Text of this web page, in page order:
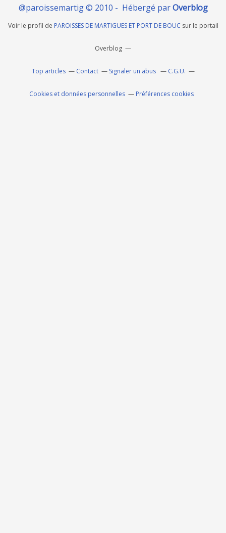
@paroissemartig © 2010 - Hébergé parOverblog
Voir le profil de PAROISSES DE MARTIGUES ET PORT DE BOUC sur le portail
Overblog
Top articles Contact Signaler un abus C.G.U.
Cookies et données personnelles Préférences cookies